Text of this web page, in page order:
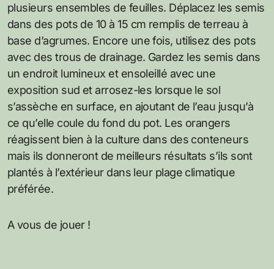
plusieurs ensembles de feuilles. Déplacez les semis
dans des pots de 10 à 15 cm remplis de terreau à
base d’agrumes. Encore une fois, utilisez des pots
avec des trous de drainage. Gardez les semis dans
un endroit lumineux et ensoleillé avec une
exposition sud et arrosez-les lorsque le sol
s’assèche en surface, en ajoutant de l’eau jusqu’à
ce qu’elle coule du fond du pot. Les orangers
réagissent bien à la culture dans des conteneurs
mais ils donneront de meilleurs résultats s’ils sont
plantés à l’extérieur dans leur plage climatique
préférée.
A vous de jouer !